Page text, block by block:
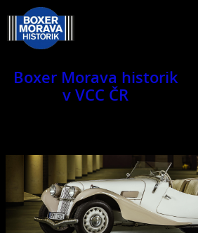
Boxer Morava historik
v VCC ČR
Jsme klub veteránů.